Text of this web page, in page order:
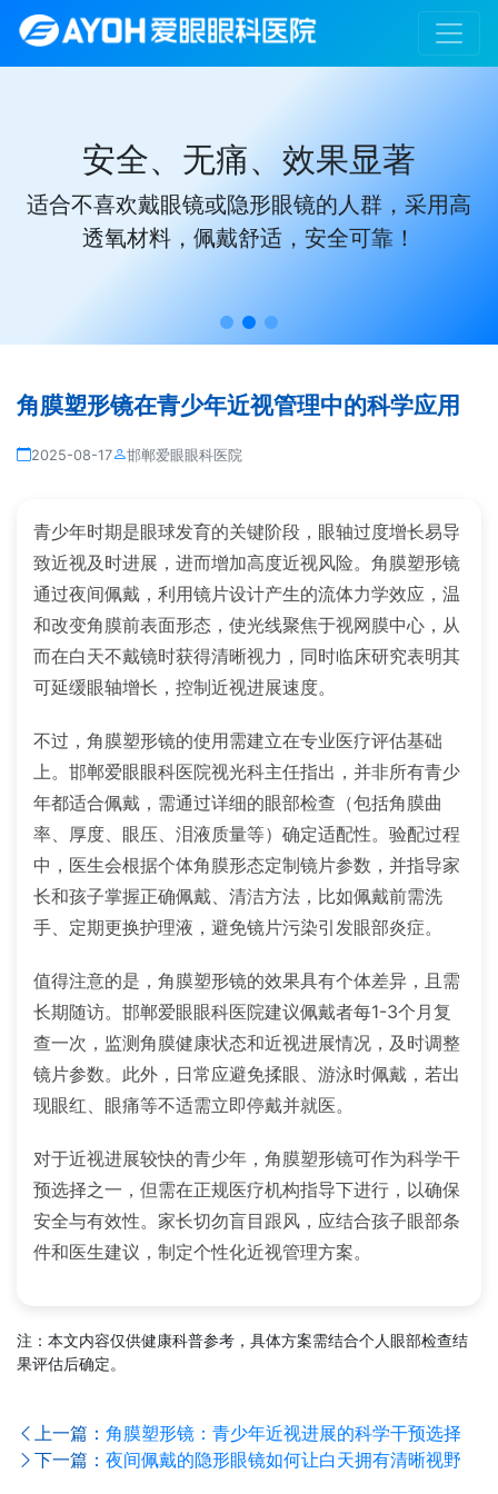
安全、无痛、效果显著
适合不喜欢戴眼镜或隐形眼镜的人群，采用高
透氧材料，佩戴舒适，安全可靠！
角膜塑形镜在青少年近视管理中的科学应用
2025-08-17 邯郸爱眼眼科医院
青少年时期是眼球发育的关键阶段，眼轴过度增长易导
致近视及时进展，进而增加高度近视风险。角膜塑形镜
通过夜间佩戴，利用镜片设计产生的流体力学效应，温
和改变角膜前表面形态，使光线聚焦于视网膜中心，从
而在白天不戴镜时获得清晰视力，同时临床研究表明其
可延缓眼轴增长，控制近视进展速度。
不过，角膜塑形镜的使用需建立在专业医疗评估基础
上。邯郸爱眼眼科医院视光科主任指出，并非所有青少
年都适合佩戴，需通过详细的眼部检查（包括角膜曲
率、厚度、眼压、泪液质量等）确定适配性。验配过程
中，医生会根据个体角膜形态定制镜片参数，并指导家
长和孩子掌握正确佩戴、清洁方法，比如佩戴前需洗
手、定期更换护理液，避免镜片污染引发眼部炎症。
值得注意的是，角膜塑形镜的效果具有个体差异，且需
长期随访。邯郸爱眼眼科医院建议佩戴者每1-3个月复
查一次，监测角膜健康状态和近视进展情况，及时调整
镜片参数。此外，日常应避免揉眼、游泳时佩戴，若出
现眼红、眼痛等不适需立即停戴并就医。
对于近视进展较快的青少年，角膜塑形镜可作为科学干
预选择之一，但需在正规医疗机构指导下进行，以确保
安全与有效性。家长切勿盲目跟风，应结合孩子眼部条
件和医生建议，制定个性化近视管理方案。
注：本文内容仅供健康科普参考，具体方案需结合个人眼部检查结
果评估后确定。
上一篇： 角膜塑形镜：青少年近视进展的科学干预选择
下一篇： 夜间佩戴的隐形眼镜如何让白天拥有清晰视野